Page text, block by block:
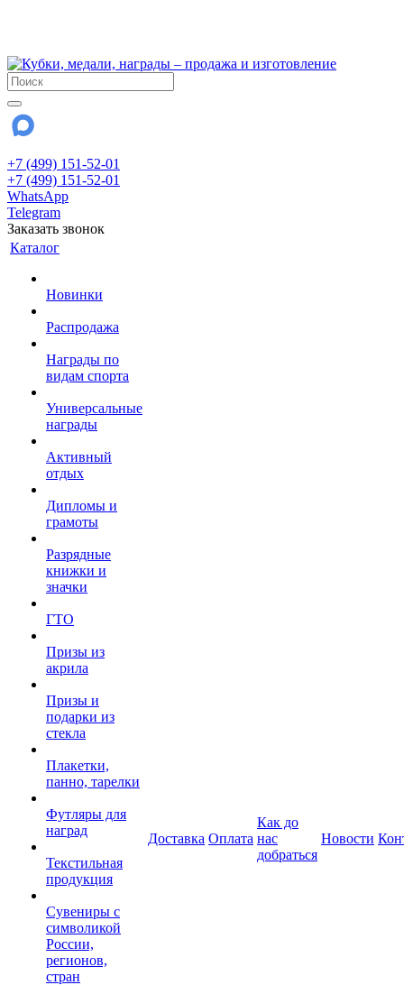
+7 (499) 151-52-01
+7 (499) 151-52-01
WhatsApp
Telegram
Заказать звонок
Каталог
Новинки
Распродажа
Награды по
видам спорта
Универсальные
награды
Активный
отдых
Дипломы и
грамоты
Разрядные
книжки и
значки
ГТО
Призы из
акрила
Призы и
подарки из
стекла
Плакетки,
панно, тарелки
Футляры для
наград
Текстильная
продукция
Сувениры с
символикой
России,
регионов,
стран
Доставка Оплата
Как до
нас
добраться
Новости